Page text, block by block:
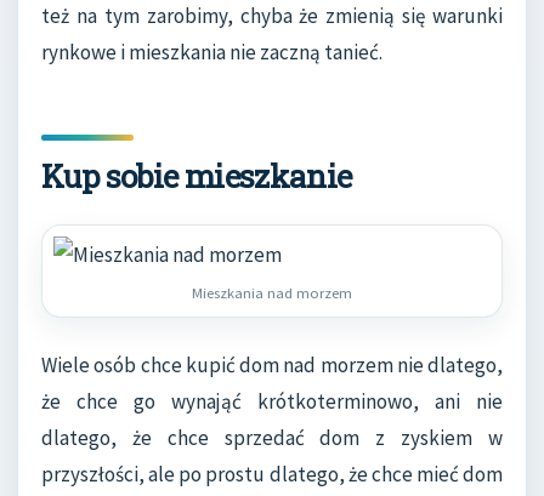
też na tym zarobimy, chyba że zmienią się warunki
rynkowe i mieszkania nie zaczną tanieć.
Kup sobie mieszkanie
Mieszkania nad morzem
Wiele osób chce kupić dom nad morzem nie dlatego,
że chce go wynająć krótkoterminowo, ani nie
dlatego, że chce sprzedać dom z zyskiem w
przyszłości, ale po prostu dlatego, że chce mieć dom